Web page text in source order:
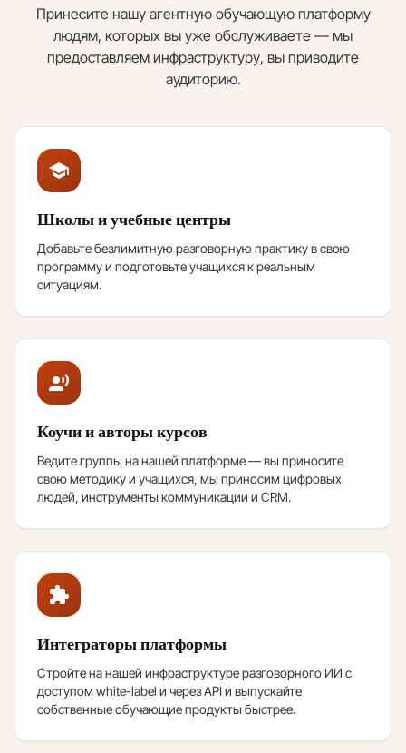
Принесите нашу агентную обучающую платформу
людям, которых вы уже обслуживаете — мы
предоставляем инфраструктуру, вы приводите
аудиторию.
Школы и учебные центры
Добавьте безлимитную разговорную практику в свою
программу и подготовьте учащихся к реальным
ситуациям.
Коучи и авторы курсов
Ведите группы на нашей платформе — вы приносите
свою методику и учащихся, мы приносим цифровых
людей, инструменты коммуникации и CRM.
Интеграторы платформы
Стройте на нашей инфраструктуре разговорного ИИ с
доступом white-label и через API и выпускайте
собственные обучающие продукты быстрее.